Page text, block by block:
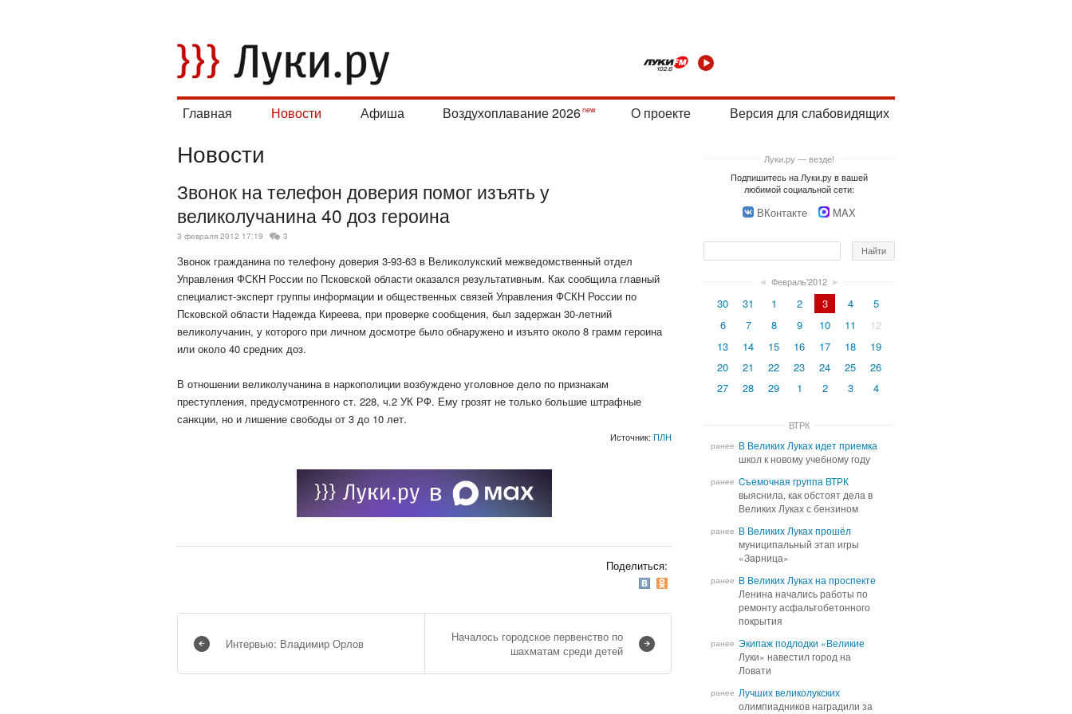
Главная Новости Афиша Воздухоплавание 2026 О проекте Версия для слабовидящих
Новости
Звонок на телефон доверия помог изъять у
великолучанина 40 доз героина
3 февраля 2012 17:19 3
Звонок гражданина по телефону доверия 3-93-63 в Великолукский межведомственный отдел
Управления ФСКН России по Псковской области оказался результативным. Как сообщила главный
специалист-эксперт группы информации и общественных связей Управления ФСКН России по
Псковской области Надежда Киреева, при проверке сообщения, был задержан 30-летний
великолучанин, у которого при личном досмотре было обнаружено и изъято около 8 грамм героина
или около 40 средних доз.
В отношении великолучанина в наркополиции возбуждено уголовное дело по признакам
преступления, предусмотренного ст. 228, ч.2 УК РФ. Ему грозят не только большие штрафные
санкции, но и лишение свободы от 3 до 10 лет.
Источник: ПЛН
Поделиться:
Интервью: Владимир Орлов
Началось городское первенство по
шахматам среди детей
Луки.ру — везде!
Подпишитесь на Луки.ру в вашей
любимой социальной сети:
ВКонтакте MAX
◄ Февраль'2012 ►
30 31 1 2 3 4
5
6
7 8 9 10 11
12
13
14 15 16 17 18
19
20
21 22 23 24 25
26
27
28 29 1 2 3 4
ВТРК
ранее В Великих Луках идет приемка
школ к новому учебному году
В Великих Луках идет приемка
школ к новому учебному году
ранее Cъемочная группа ВТРК
выяснила, как обстоят дела в
Великих Луках с бензином
Cъемочная группа ВТРК
выяснила, как обстоят дела в
Великих Луках с бензином
ранее В Великих Луках прошёл
муниципальный этап игры
«Зарница»
В Великих Луках прошёл
муниципальный этап игры
«Зарница»
ранее В Великих Луках на проспекте
Ленина начались работы по
ремонту асфальтобетонного
покрытия
В Великих Луках на проспекте
Ленина начались работы по
ремонту асфальтобетонного
покрытия
ранее Экипаж подлодки «Великие
Луки» навестил город на
Ловати
Экипаж подлодки «Великие
Луки» навестил город на
Ловати
ранее Лучших великолукских
олимпиадников наградили за
Лучших великолукских
олимпиадников наградили за